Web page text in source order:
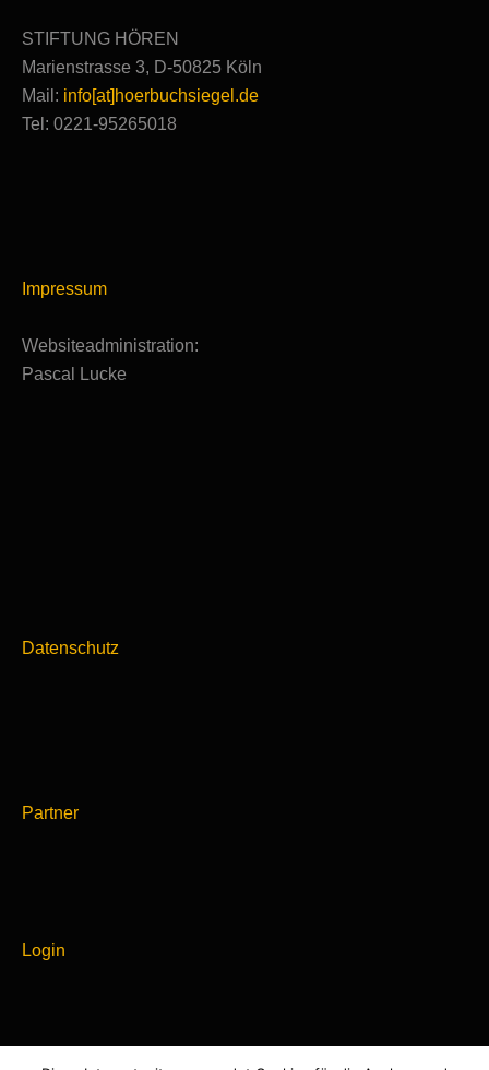
STIFTUNG HÖREN
Marienstrasse 3, D-50825 Köln
Mail: info[at]hoerbuchsiegel.de
Tel: 0221-95265018
Impressum
Websiteadministration:
Pascal Lucke
Datenschutz
Partner
Login